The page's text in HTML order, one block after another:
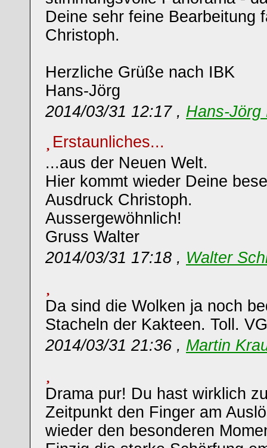
Deine sehr feine Bearbeitung
Christoph.
Herzliche Grüße nach IBK
Hans-Jörg
2014/03/31 12:17 , Hans-Jörg
Erstaunliches...
...aus der Neuen Welt.
Hier kommt wieder Deine
Ausdruck Christoph.
Aussergewöhnlich!
Gruss Walter
2014/03/31 17:18 , Walter
Da sind die Wolken ja noch
Stacheln der Kakteen. Toll.
2014/03/31 21:36 , Martin
Drama pur! Du hast wirklich
Zeitpunkt den Finger am
wieder den besonderen